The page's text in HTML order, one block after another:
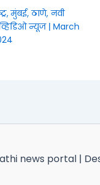
,मुंबई, ठाणे, नवी
न्यूज| March
news portal |